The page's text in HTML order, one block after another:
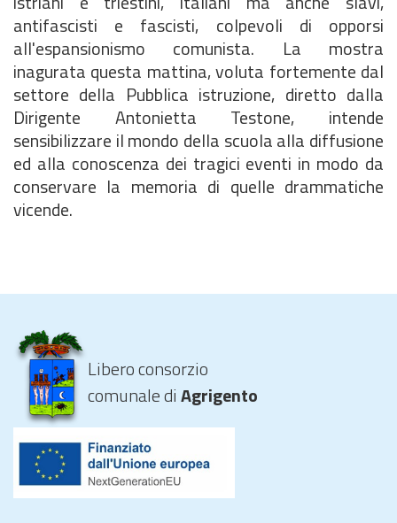
antifascisti e fascisti, colpevoli di opporsi
all'espansionismo comunista. La mostra
inagurata questa mattina, voluta fortemente dal
settore della Pubblica istruzione, diretto dalla
Dirigente Antonietta Testone, intende
sensibilizzare il mondo della scuola alla diffusione
ed alla conoscenza dei tragici eventi in modo da
conservare la memoria di quelle drammatiche
vicende.
Libero consorzio
comunale diAgrigento